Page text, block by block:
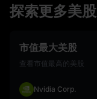
探索更多美股
市值最大美股
查看市值最高的美股
Nvidia Corp.